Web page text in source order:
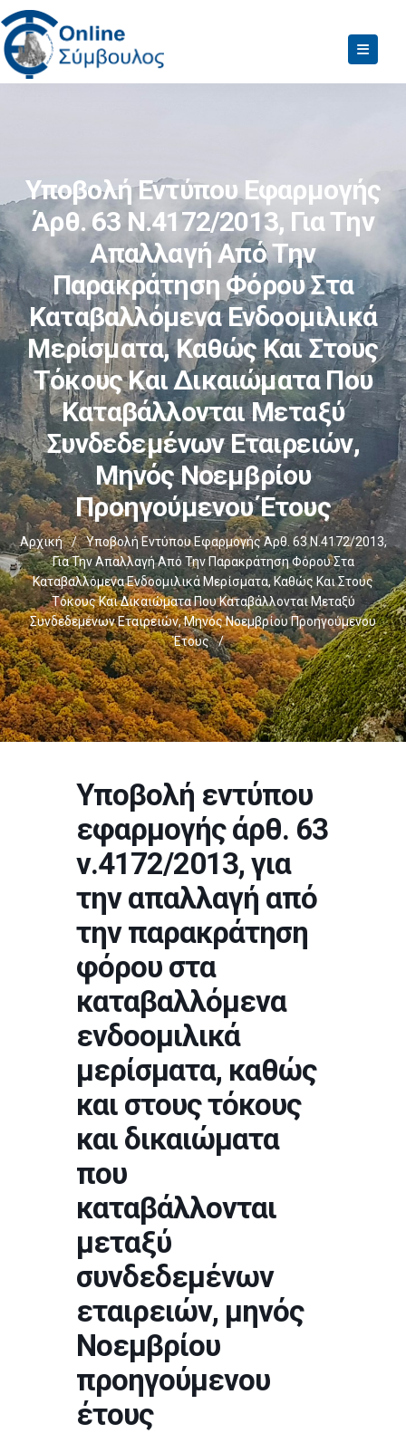
Υποβολή Εντύπου Εφαρμογής
Άρθ. 63 Ν.4172/2013, Για Την
Απαλλαγή Από Την
Παρακράτηση Φόρου Στα
Καταβαλλόμενα Ενδοομιλικά
Μερίσματα, Καθώς Και Στους
Τόκους Και Δικαιώματα Που
Καταβάλλονται Μεταξύ
Συνδεδεμένων Εταιρειών,
Μηνός Νοεμβρίου
Προηγούμενου Έτους
Αρχική /
Υποβολή Εντύπου Εφαρμογής Άρθ. 63 Ν.4172/2013,
Για Την Απαλλαγή Από Την Παρακράτηση Φόρου Στα
Καταβαλλόμενα Ενδοομιλικά Μερίσματα, Καθώς Και Στους
Τόκους Και Δικαιώματα Που Καταβάλλονται Μεταξύ
Συνδεδεμένων Εταιρειών, Μηνός Νοεμβρίου Προηγούμενου
Έτους
/
Υποβολή εντύπου
εφαρμογής άρθ. 63
ν.4172/2013, για
την απαλλαγή από
την παρακράτηση
φόρου στα
καταβαλλόμενα
ενδοομιλικά
μερίσματα, καθώς
και στους τόκους
και δικαιώματα
που
καταβάλλονται
μεταξύ
συνδεδεμένων
εταιρειών, μηνός
Νοεμβρίου
προηγούμενου
έτους